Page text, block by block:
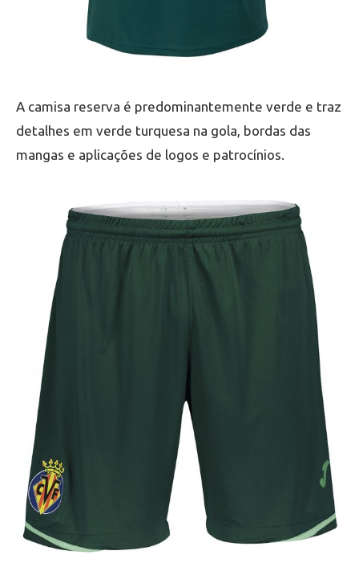
A camisa reserva é predominantemente verde e traz
detalhes em verde turquesa na gola, bordas das
mangas e aplicações de logos e patrocínios.